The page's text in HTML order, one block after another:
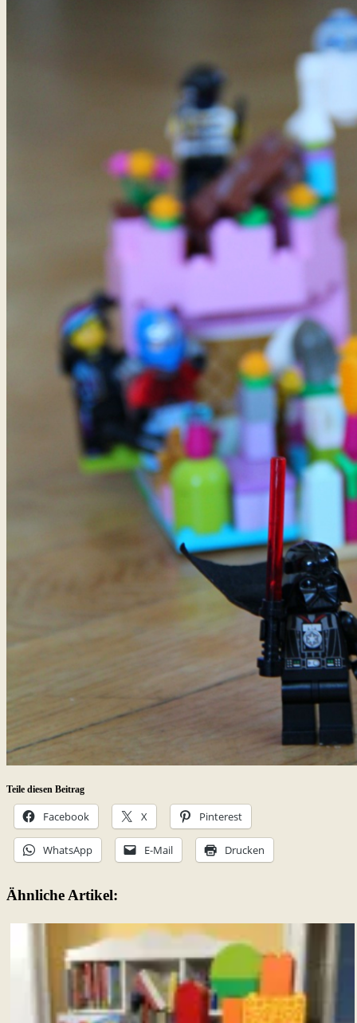
Teile diesen Beitrag
Facebook X Pinterest
WhatsApp E-Mail Drucken
Ähnliche Artikel: